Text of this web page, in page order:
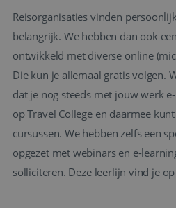
Reisorganisaties vinden
belangrijk. We hebben dan ook
ontwikkeld met diverse online
Die kun je allemaal gratis volgen.
dat je nog steeds met jouw werk
op Travel College en daarmee
cursussen. We hebben zelfs een
opgezet met webinars en e-
solliciteren. Deze leerlijn vind je op